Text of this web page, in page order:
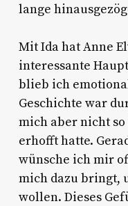
lange
Mit Ida hat Anne
interessante
blieb ich
Geschichte war
mich aber nicht
erhofft hatte.
wünsche ich mir
mich dazu bringt,
wollen. Dieses